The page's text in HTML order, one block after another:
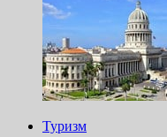
Туризм